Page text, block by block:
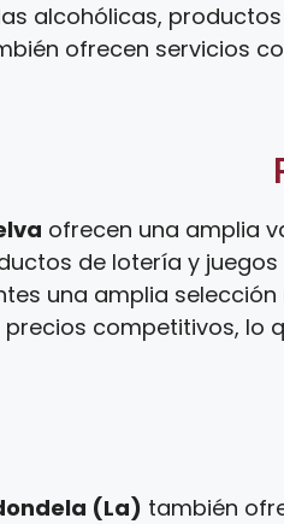
alcohólicas,
ofrecen servicios
ofrecen una amplia
de lotería y
una amplia
competitivos, lo
(La) también